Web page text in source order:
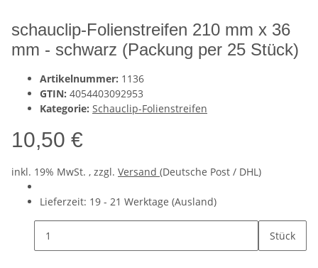
schauclip-Folienstreifen 210 mm x 36
mm - schwarz (Packung per 25 Stück)
Artikelnummer: 1136
GTIN: 4054403092953
Kategorie: Schauclip-Folienstreifen
10,50 €
inkl. 19% MwSt. , zzgl. Versand (Deutsche Post / DHL)
Lieferzeit: 19 - 21 Werktage (Ausland)
Stück